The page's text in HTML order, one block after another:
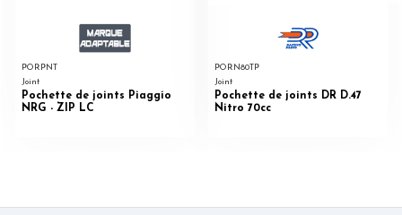
PORPNT
Joint
Pochette de joints Piaggio
NRG - ZIP LC
PORN80TP
Joint
Pochette de joints DR D.47
Nitro 70cc